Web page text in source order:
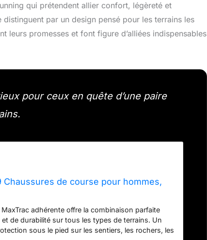
qui prétendent allier confort, légèreté et
par un design pensé pour les terrains les
leurs promesses et font figure d’alliées indispensables
pour ceux en quête d’une paire
Chaussures de course pour hommes,
adhérente offre la combinaison parfaite
et de durabilité sur tous les types de terrains. Un
sous le pied sur les sentiers, les rochers, les